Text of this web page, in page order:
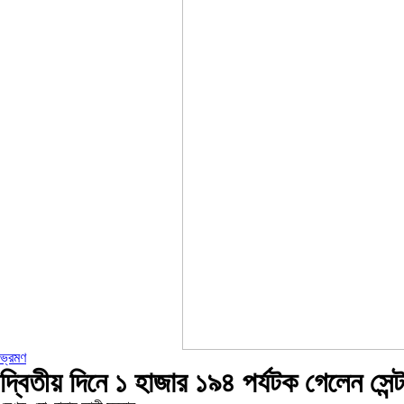
ভ্রমণ
দ্বিতীয় দিনে ১ হাজার ১৯৪ পর্যটক গেলেন সেন্ট